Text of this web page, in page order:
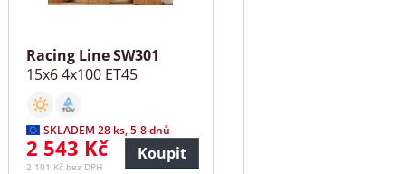
Racing Line SW301
15x6 4x100 ET45
SKLADEM 28 ks, 5-8 dnů
2 543 Kč
2 101 Kč bez DPH
Koupit